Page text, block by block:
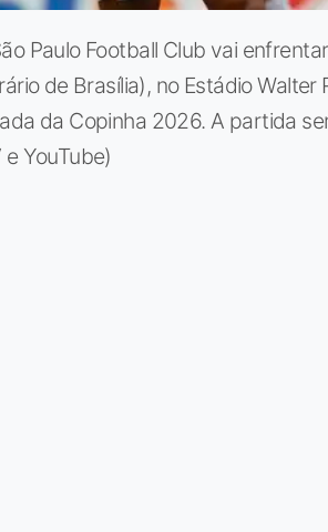
Paulo Football Club vai
de Brasília), no Estádio
da Copinha 2026. A partida
e YouTube)